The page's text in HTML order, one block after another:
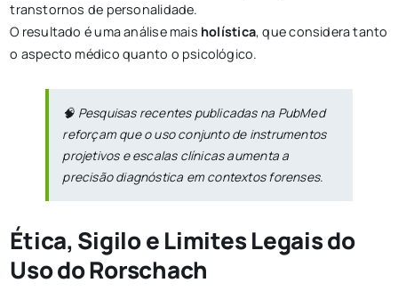
transtornos de personalidade.
O resultado é uma análise mais holística, que considera tanto
o aspecto médico quanto o psicológico.
🧠 Pesquisas recentes publicadas na PubMed
reforçam que o uso conjunto de instrumentos
projetivos e escalas clínicas aumenta a
precisão diagnóstica em contextos forenses.
Ética, Sigilo e Limites Legais do
Uso do Rorschach